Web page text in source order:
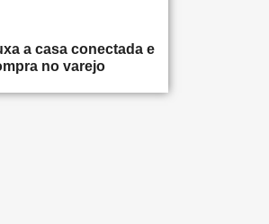
a casa conectada e
no varejo